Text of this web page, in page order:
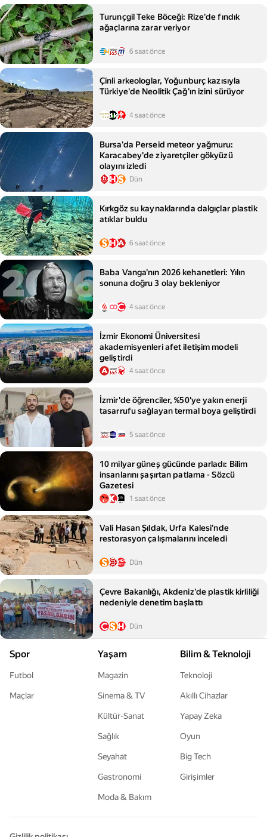
Turunçgil Teke Böceği: Rize'de fındık
ağaçlarına zarar veriyor
6 saat önce
Çinli arkeologlar, Yoğunburç kazısıyla
Türkiye'de Neolitik Çağ'ın izini sürüyor
4 saat önce
Bursa'da Perseid meteor yağmuru:
Karacabey'de ziyaretçiler gökyüzü
olayını izledi
Dün
Kırkgöz su kaynaklarında dalgıçlar plastik
atıklar buldu
6 saat önce
Baba Vanga'nın 2026 kehanetleri: Yılın
sonuna doğru 3 olay bekleniyor
4 saat önce
İzmir Ekonomi Üniversitesi
akademisyenleri afet iletişim modeli
geliştirdi
4 saat önce
İzmir'de öğrenciler, %50'ye yakın enerji
tasarrufu sağlayan termal boya geliştirdi
5 saat önce
10 milyar güneş gücünde parladı: Bilim
insanlarını şaşırtan patlama - Sözcü
Gazetesi
1 saat önce
Vali Hasan Şıldak, Urfa Kalesi'nde
restorasyon çalışmalarını inceledi
Dün
Çevre Bakanlığı, Akdeniz'de plastik kirliliği
nedeniyle denetim başlattı
Dün
Spor
Futbol
Maçlar
Yaşam
Magazin
Sinema & TV
Kültür-Sanat
Sağlık
Seyahat
Gastronomi
Moda & Bakım
Bilim & Teknoloji
Teknoloji
Akıllı Cihazlar
Yapay Zeka
Oyun
Big Tech
Girişimler